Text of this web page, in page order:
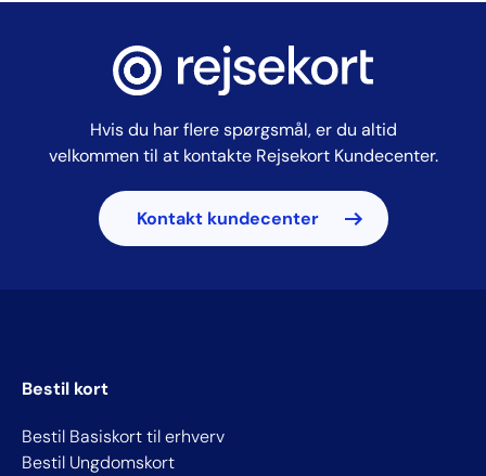
Hvis du har flere spørgsmål, er du altid
velkommen til at kontakte Rejsekort Kundecenter.
Kontakt kundecenter
Bestil kort
Bestil Basiskort til erhverv
Bestil Ungdomskort